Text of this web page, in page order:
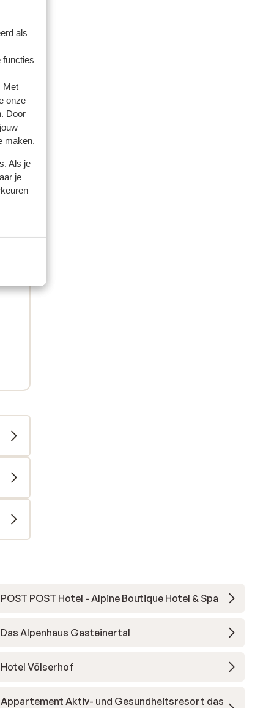
als
functies
Met
onze
Door
maken.
Als je
je
POST POST Hotel - Alpine Boutique Hotel & Spa
Das Alpenhaus Gasteinertal
Hotel Völserhof
Appartement Aktiv- und Gesundheitsresort das